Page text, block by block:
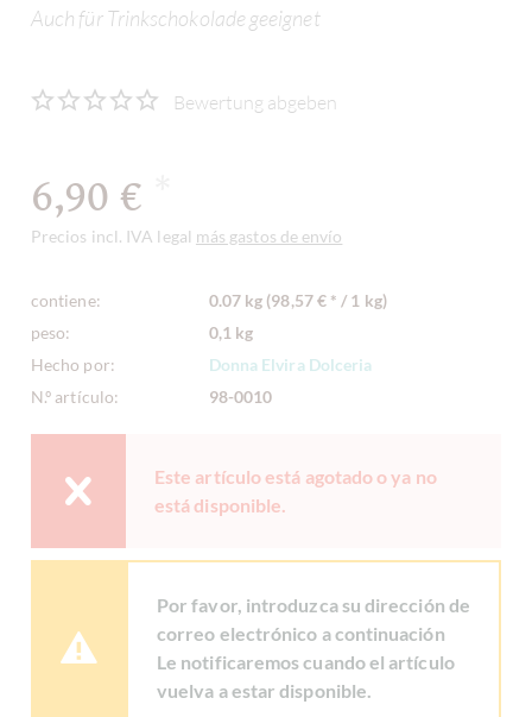
Auch für Trinkschokolade geeignet
Bewertung abgeben
6,90 €
Precios incl. IVA legal más gastos de envío
contiene:
0.07 kg (98,57 € * / 1 kg)
peso:
0,1 kg
Hecho por:
Donna Elvira Dolceria
N.º artículo:
98-0010
Este artículo está agotado o ya no
está disponible.
Por favor, introduzca su dirección de
correo electrónico a continuación
Le notificaremos cuando el artículo
vuelva a estar disponible.